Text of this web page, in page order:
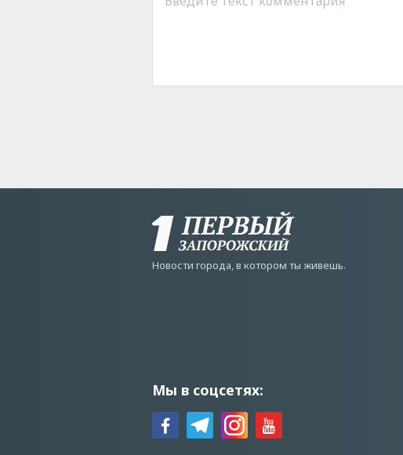
Новости города, в котором ты живешь.
Мы в соцсетях: